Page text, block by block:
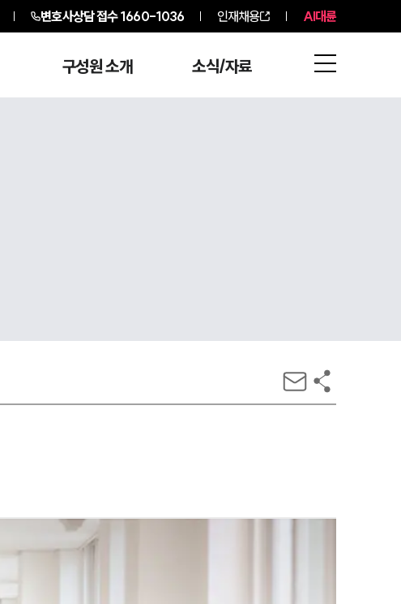
변호사상담 접수1660-1036 인재채용 AI대륜
구성원 소개 소식/자료